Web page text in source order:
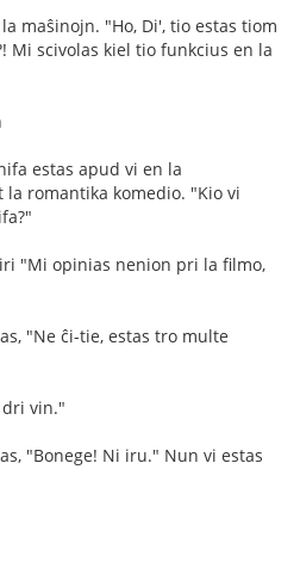
maŝinojn. "Ho, Di', tio estas tiom
Mi scivolas kiel tio funkcius en la
estas apud vi en la
romantika komedio. "Kio vi
"Mi opinias nenion pri la filmo,
"Ne ĉi-tie, estas tro multe
vin."
"Bonege! Ni iru." Nun vi estas